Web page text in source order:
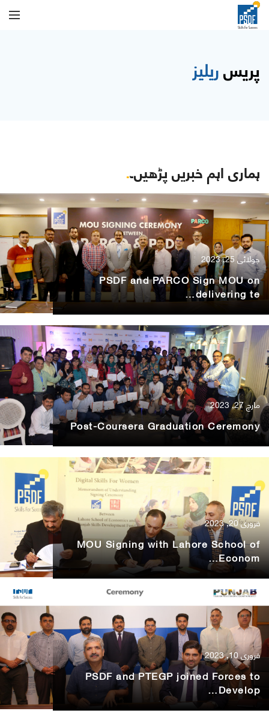
پریسریلیز
ہماری اہم خبریں پڑھیں۔.
جولائی 25, 2023
PSDF and PARCO Sign MOU on
delivering te…
مارچ 27, 2023
Post-Coursera Graduation Ceremony
فروری 20, 2023
MOU Signing with Lahore School of
Econom…
فروری 10, 2023
PSDF and PTEGP joined Forces to
Develop…